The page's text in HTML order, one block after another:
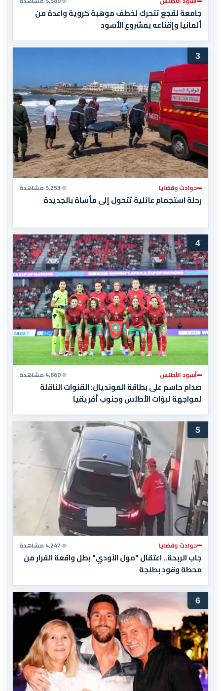
جامعة لقجع تتحرك لخطف موهبة كروية واعدة من
ألمانيا وإقناعه بمشروع الأسود
3
حوادث وقضايا 5,253 مشاهدة
رحلة استجمام عائلية تتحول إلى مأساة بالجديدة
4
أسود الأطلس 4,660 مشاهدة
صدام حاسم على بطاقة المونديال: القنوات الناقلة
لمواجهة لبؤات الأطلس وجنوب أفريقيا
5
حوادث وقضايا 4,247 مشاهدة
جاب الربحة.. اعتقال "مول الأودي" بطل واقعة الفرار من
محطة وقود بطنجة
6